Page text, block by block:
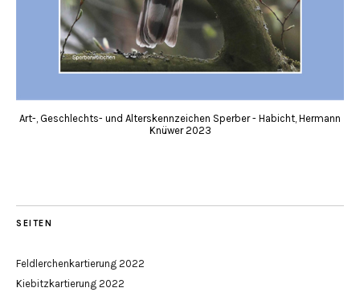
Art-, Geschlechts- und Alterskennzeichen Sperber - Habicht, Hermann
Knüwer 2023
SEITEN
Feldlerchenkartierung 2022
Kiebitzkartierung 2022